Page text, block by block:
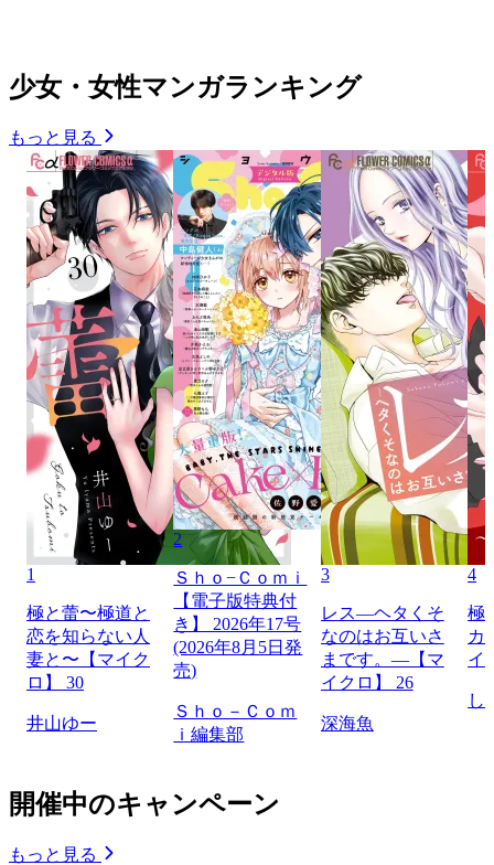
少女・女性マンガランキング
もっと見る
1
極と蕾〜極道と
恋を知らない人
妻と〜【マイク
ロ】 30
井山ゆー
2
Ｓｈｏ−Ｃｏｍｉ
【電子版特典付
き】 2026年17号
(2026年8月5日発
売)
Ｓｈｏ－Ｃｏｍ
ｉ編集部
3
レス―ヘタくそ
なのはお互いさ
まです。―【マ
イクロ】 26
深海魚
4
極
カ
イ
し
開催中のキャンペーン
もっと見る